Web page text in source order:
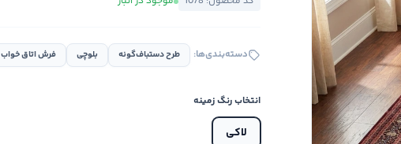
دسته‌بندی‌ها: طرح دستباف‌گونه بلوچی فرش اتاق خواب
انتخاب رنگ زمینه
لاکی